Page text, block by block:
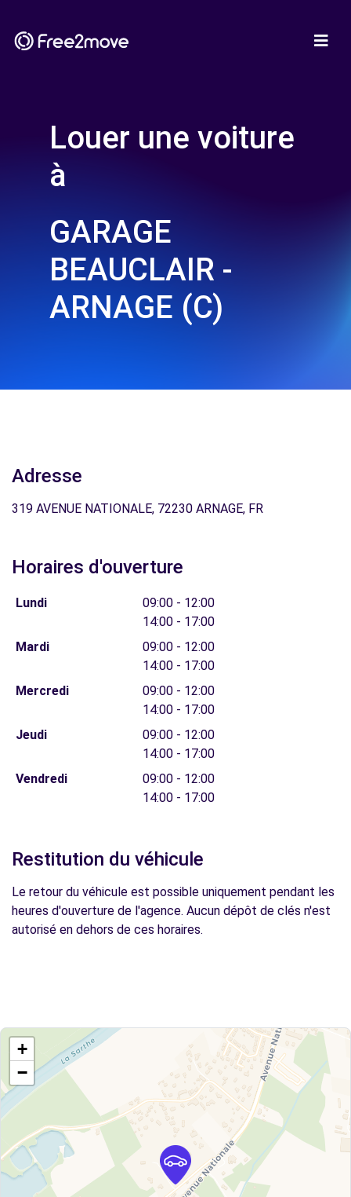
Louer une voiture
à
GARAGE
BEAUCLAIR -
ARNAGE (C)
Adresse
319 AVENUE NATIONALE, 72230 ARNAGE, FR
Horaires d'ouverture
Lundi
09:00 - 12:00
14:00 - 17:00
Mardi
09:00 - 12:00
14:00 - 17:00
Mercredi
09:00 - 12:00
14:00 - 17:00
Jeudi
09:00 - 12:00
14:00 - 17:00
Vendredi
09:00 - 12:00
14:00 - 17:00
Restitution du véhicule
Le retour du véhicule est possible uniquement pendant les
heures d'ouverture de l'agence. Aucun dépôt de clés n'est
autorisé en dehors de ces horaires.
+
−